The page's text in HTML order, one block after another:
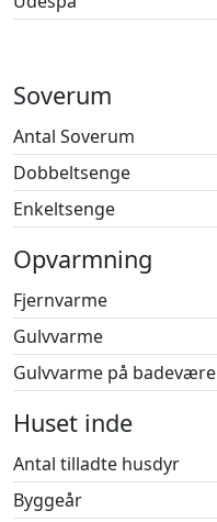
Mulighederne er
Book din ferie allerede i
Soverum
Antal Soverum
Dobbeltsenge
Enkeltsenge
Opvarmning
Fjernvarme
Gulvvarme
Gulvvarme på
Huset inde
Antal tilladte husdyr
Byggeår